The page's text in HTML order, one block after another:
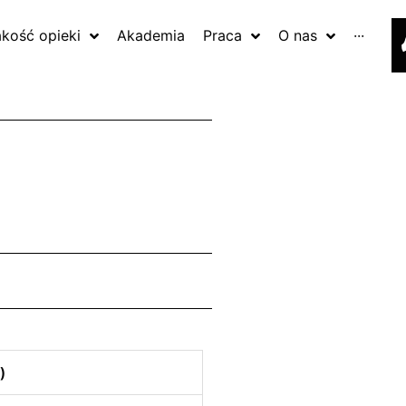
opieki Akademia Praca O nas ···